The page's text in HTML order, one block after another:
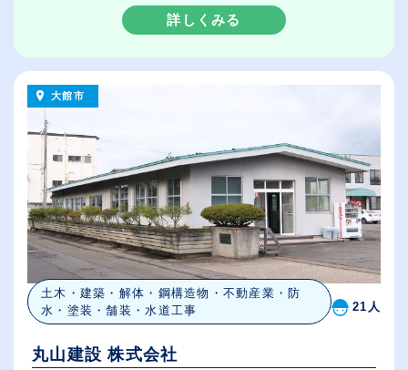
詳しくみる
大館市
土木・建築・解体・鋼構造物・不動産業・防
水・塗装・舗装・水道工事
21人
丸山建設 株式会社